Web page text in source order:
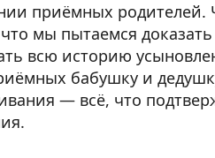
приёмных родителей.
мы пытаемся
всю историю
бабушку и
— всё, что